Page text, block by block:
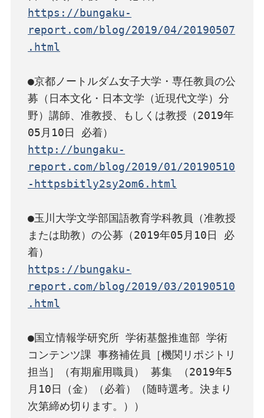
https://bungaku-
report.com/blog/2019/04/20190507
.html
●京都ノートルダム女子大学・専任教員の公
募（日本文化・日本文学（近現代文学）分
野）講師、准教授、もしくは教授（2019年
http://bungaku-
report.com/blog/2019/01/20190510
-httpsbitly2sy2om6.html
●玉川大学文学部国語教育学科教員（准教授
または助教）の公募（2019年05月10日 必
https://bungaku-
report.com/blog/2019/03/20190510
.html
●国立情報学研究所 学術基盤推進部 学術
コンテンツ課 事務補佐員［機関リポジトリ
担当］（有期雇用職員） 募集 （2019年5
月10日（金）（必着）（随時選考。決まり